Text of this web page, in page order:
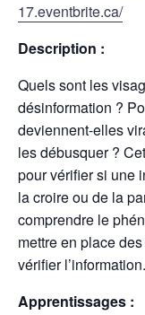
17.eventbrite.ca/
Description :
Quels sont les
désinformation ?
deviennent-elles
les débusquer ?
pour vérifier si une
la croire ou de la
comprendre le
mettre en place
vérifier l’information.
Apprentissages :